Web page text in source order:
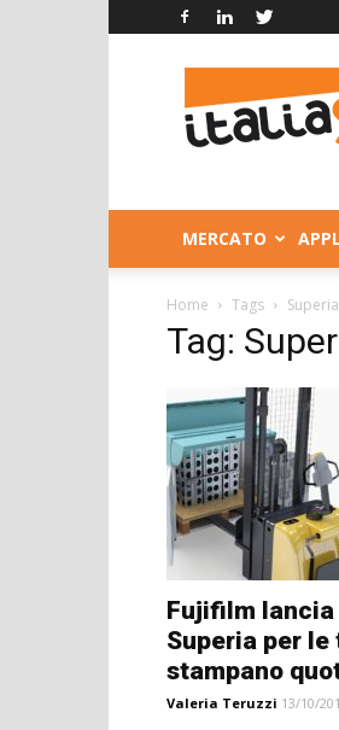
Grafica
MERCATO
Home Tags
Tag:
Fujifilm lancia
Superia per
stampano
Valeria Teruzzi 13/10/